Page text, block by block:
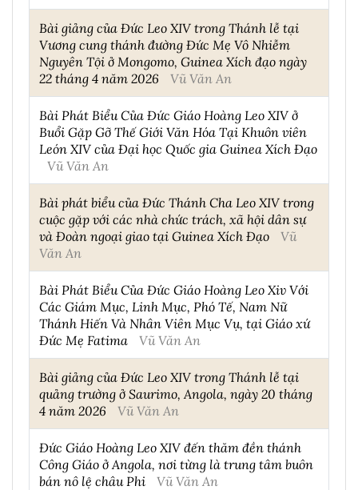
Bài giảng của Đức Leo XIV trong Thánh lễ tại
Vương cung thánh đường Đức Mẹ Vô Nhiễm
Nguyên Tội ở Mongomo, Guinea Xích đạo ngày
22 tháng 4 năm 2026
Vũ Văn An
Bài Phát Biểu Của Đức Giáo Hoàng Leo XIV ở
Buổi Gặp Gỡ Thế Giới Văn Hóa Tại Khuôn viên
León XIV của Đại học Quốc gia Guinea Xích Đạo
Vũ Văn An
Bài phát biểu của Đức Thánh Cha Leo XIV trong
cuộc gặp với các nhà chức trách, xã hội dân sự
và Đoàn ngoại giao tại Guinea Xích Đạo
Vũ
Văn An
Bài Phát Biểu Của Đức Giáo Hoàng Leo Xiv Với
Các Giám Mục, Linh Mục, Phó Tế, Nam Nữ
Thánh Hiến Và Nhân Viên Mục Vụ, tại Giáo xứ
Đức Mẹ Fatima
Vũ Văn An
Bài giảng của Đức Leo XIV trong Thánh lễ tại
quảng trường ở Saurimo, Angola, ngày 20 tháng
4 năm 2026
Vũ Văn An
Đức Giáo Hoàng Leo XIV đến thăm đền thánh
Công Giáo ở Angola, nơi từng là trung tâm buôn
bán nô lệ châu Phi
Vũ Văn An